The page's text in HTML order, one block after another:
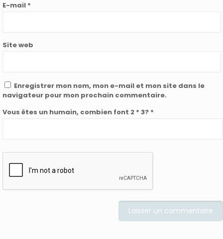
E-mail *
Site web
Enregistrer mon nom, mon e-mail et mon site dans le
navigateur pour mon prochain commentaire.
Vous êtes un humain, combien font 2 * 3? *